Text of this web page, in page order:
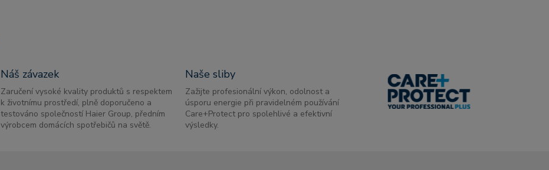
Náš závazek
Zaručení vysoké kvality produktů s respektem
k životnímu prostředí, plně doporučeno a
testováno společností Haier Group, předním
výrobcem domácích spotřebičů na světě.
Naše sliby
Zažijte profesionální výkon, odolnost a
úsporu energie při pravidelném používání
Care+Protect pro spolehlivé a efektivní
výsledky.